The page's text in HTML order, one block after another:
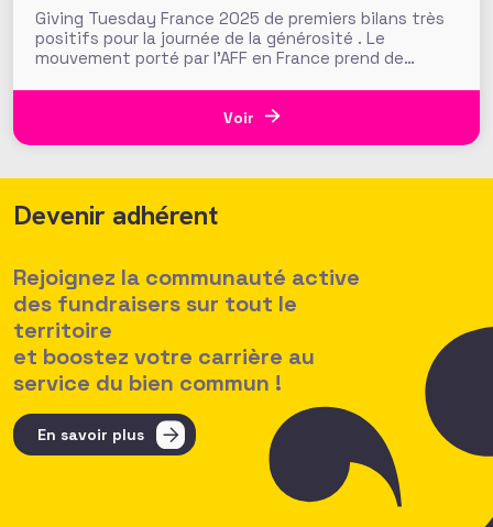
Giving Tuesday France 2025 de premiers bilans très
positifs pour la journée de la générosité . Le
mouvement porté par l'AFF en France prend de
Voir
Devenir adhérent
Rejoignez la communauté active
des fundraisers sur tout le
territoire
et boostez votre carrière au
service du bien commun !
En savoir plus